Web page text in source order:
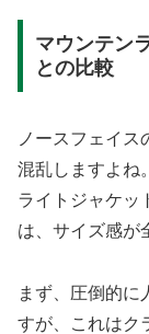
マウンテン
との比較
ノースフェイス
混乱しますよね
ライトジャケッ
は、サイズ感が
まず、圧倒的に
すが、これはク